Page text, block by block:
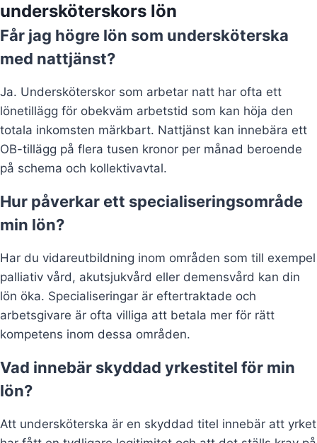
undersköterskors lön
Får jag högre lön som undersköterska
med nattjänst?
Ja. Undersköterskor som arbetar natt har ofta ett
lönetillägg för obekväm arbetstid som kan höja den
totala inkomsten märkbart. Nattjänst kan innebära ett
OB-tillägg på flera tusen kronor per månad beroende
på schema och kollektivavtal.
Hur påverkar ett specialiseringsområde
min lön?
Har du vidareutbildning inom områden som till exempel
palliativ vård, akutsjukvård eller demensvård kan din
lön öka. Specialiseringar är eftertraktade och
arbetsgivare är ofta villiga att betala mer för rätt
kompetens inom dessa områden.
Vad innebär skyddad yrkestitel för min
lön?
Att undersköterska är en skyddad titel innebär att yrket